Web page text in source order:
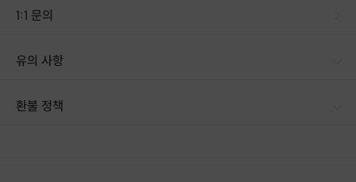
1:1 문의
유의 사항
환불 정책